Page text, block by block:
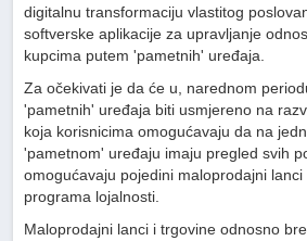
digitalnu transformaciju vlastitog
softverske aplikacije za upravljanje
kupcima putem 'pametnih' uređaja.
Za očekivati je da će u, narednom
'pametnih' uređaja biti usmjereno na
koja korisnicima omogućavaju da na
'pametnom' uređaju imaju pregled svih
omogućavaju pojedini maloprodajni
programa lojalnosti.
Maloprodajni lanci i trgovine odnosno